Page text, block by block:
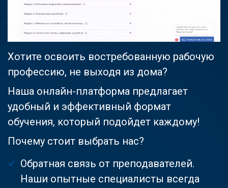
Хотите освоить востребованную рабочую
профессию, не выходя из дома?
Наша онлайн-платформа предлагает
удобный и эффективный формат
обучения, который подойдет каждому!
Почему стоит выбрать нас?
Обратная связь от преподавателей.
Наши опытные специалисты всегда